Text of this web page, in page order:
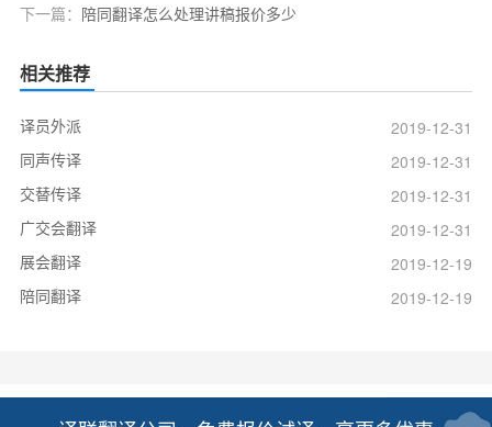
下一篇： 陪同翻译怎么处理讲稿报价多少
相关推荐
译员外派
2019-12-31
同声传译
2019-12-31
交替传译
2019-12-31
广交会翻译
2019-12-31
展会翻译
2019-12-19
陪同翻译
2019-12-19